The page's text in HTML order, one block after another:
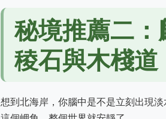
秘境推薦二
稜石與木棧道
想到北海岸，你腦中是不是立刻出現